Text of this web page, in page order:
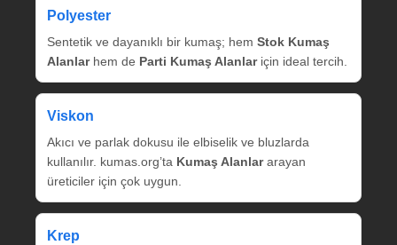
Polyester
Sentetik ve dayanıklı bir kumaş; hem Stok Kumaş
Alanlarhem de Parti Kumaş Alanlariçin ideal tercih.
Viskon
Akıcı ve parlak dokusu ile elbiselik ve bluzlarda
kullanılır. kumas.org’ta Kumaş Alanlararayan
üreticiler için çok uygun.
Krep